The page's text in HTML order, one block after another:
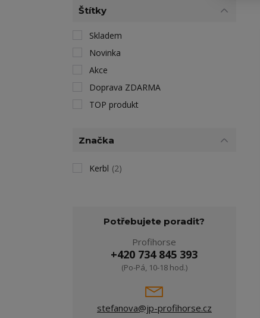
Štítky
Skladem
Novinka
Akce
Doprava ZDARMA
TOP produkt
Značka
Kerbl (2)
Potřebujete poradit?
Profihorse
+420 734 845 393
(Po-Pá, 10-18 hod.)
stefanova@jp-profihorse.cz